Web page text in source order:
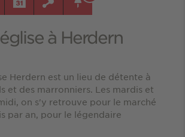
à Herdern
Herdern est un lieu de détente à
et des marronniers. Les mardis et
on s'y retrouve pour le marché
par an, pour le légendaire